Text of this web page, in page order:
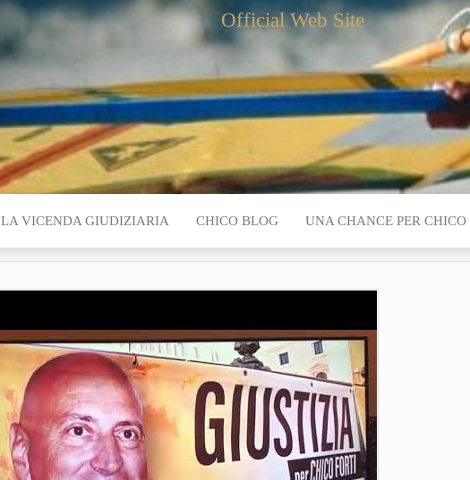
Official Web Site
LA VICENDA GIUDIZIARIA CHICO BLOG UNA CHANCE PER CHICO